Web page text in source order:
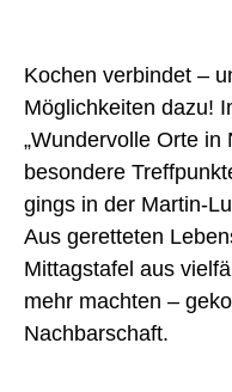
Kochen verbindet –
Möglichkeiten dazu!
„Wundervolle Orte in
besondere
gings in der Martin-
Aus geretteten
Mittagstafel aus
mehr machten –
Nachbarschaft.